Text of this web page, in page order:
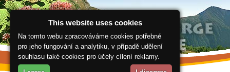
This website uses cookies
Na tomto webu zpracováváme cookies potřebné
pro jeho fungování a analytiku, v případě udělení
souhlasu také cookies pro účely cílení reklamy.